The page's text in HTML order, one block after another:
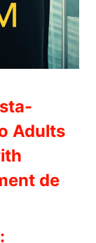
Adults
de